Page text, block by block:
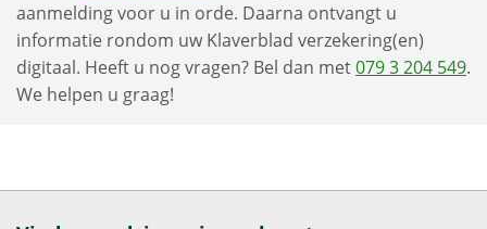
aanmelding voor u in orde. Daarna ontvangt u
informatie rondom uw Klaverblad verzekering(en)
digitaal. Heeft u nog vragen? Bel dan met079 3 204 549.
We helpen u graag!